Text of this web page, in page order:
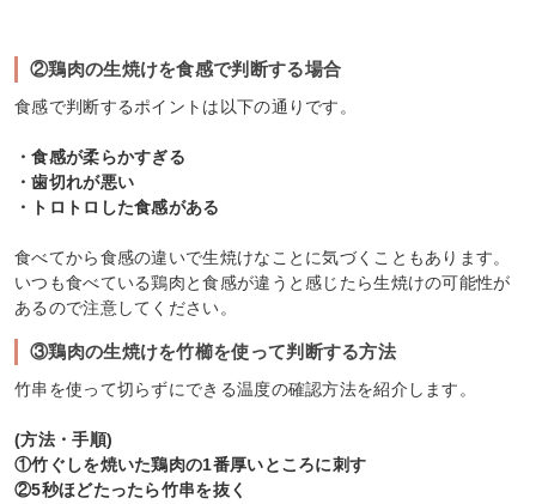
②鶏肉の生焼けを食感で判断する場合
食感で判断するポイントは以下の通りです。
・食感が柔らかすぎる
・歯切れが悪い
・トロトロした食感がある
食べてから食感の違いで生焼けなことに気づくこともあります。
いつも食べている鶏肉と食感が違うと感じたら生焼けの可能性が
あるので注意してください。
③鶏肉の生焼けを竹櫛を使って判断する方法
竹串を使って切らずにできる温度の確認方法を紹介します。
(方法・手順)
①竹ぐしを焼いた鶏肉の1番厚いところに刺す
②5秒ほどたったら竹串を抜く